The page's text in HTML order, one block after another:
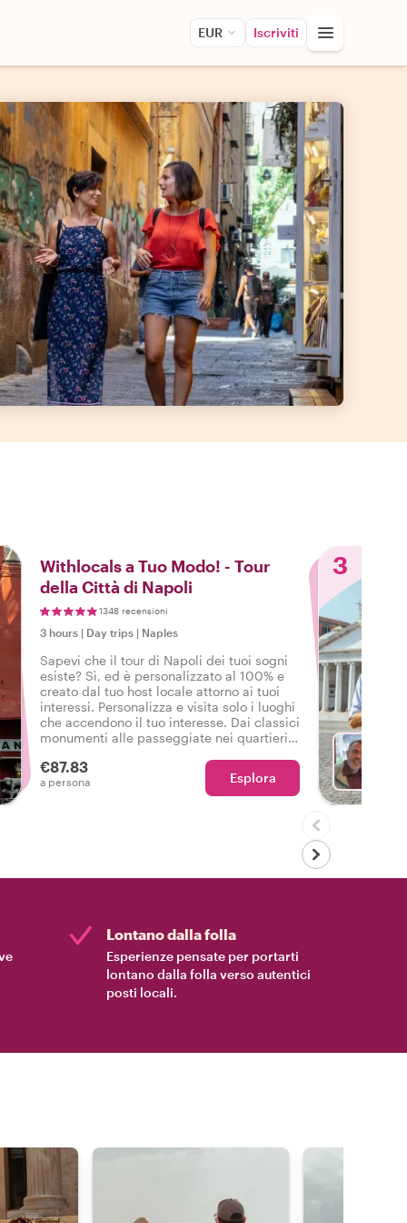
EUR Iscriviti
Withlocals a Tuo Modo! - Tour
della Città di Napoli
1348 recensioni
3 hours | Day trips | Naples
Sapevi che il tour di Napoli dei tuoi sogni
esiste? Sì, ed è personalizzato al 100% e
creato dal tuo host locale attorno ai tuoi
interessi. Personalizza e visita solo i luoghi
che accendono il tuo interesse. Dai classici
monumenti alle passeggiate nei quartieri, i
€87.83
a persona Esplora
3
Lontano dalla folla
Esperienze pensate per portarti
lontano dalla folla verso autentici
posti locali.